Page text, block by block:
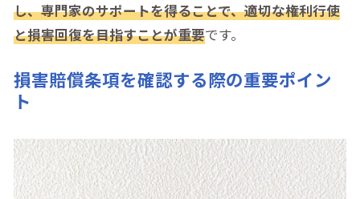
し、専門家のサポートを得ることで、適切な権利行使
と損害回復を目指すことが重要です。
損害賠償条項を確認する際の重要ポイン
ト